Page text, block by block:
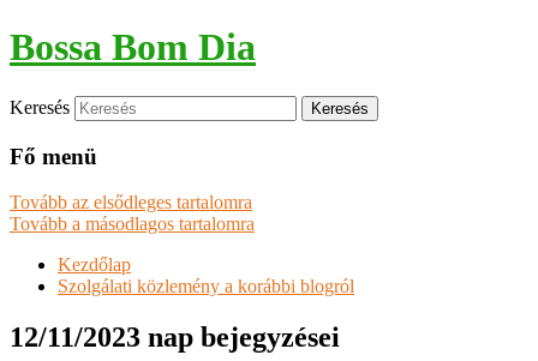
Bossa Bom Dia
Keresés
Fő menü
Tovább az elsődleges tartalomra
Tovább a másodlagos tartalomra
Kezdőlap
Szolgálati közlemény a korábbi blogról
12/11/2023 nap bejegyzései